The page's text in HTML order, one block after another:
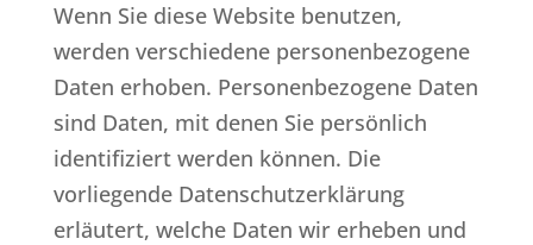
Wenn Sie diese Website benutzen,
werden verschiedene personenbezogene
Daten erhoben. Personenbezogene Daten
sind Daten, mit denen Sie persönlich
identifiziert werden können. Die
vorliegende Datenschutzerklärung
erläutert, welche Daten wir erheben und